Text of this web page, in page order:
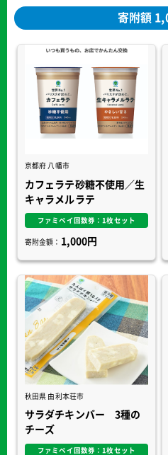
寄附額
京都府 八幡市
カフェラテ砂糖不使用／生
キャラメルラテ
ファミペイ回数券：1枚セット
寄附金額： 1,000円
秋田県 由利本荘市
サラダチキンバー 3種の
チーズ
ファミペイ回数券：1枚セット